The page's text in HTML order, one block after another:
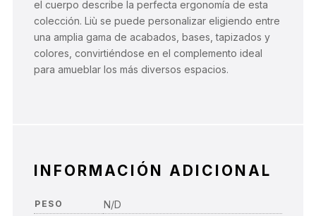
el cuerpo describe la perfecta ergonomía de esta
colección. Liù se puede personalizar eligiendo entre
una amplia gama de acabados, bases, tapizados y
colores, convirtiéndose en el complemento ideal
para amueblar los más diversos espacios.
INFORMACIÓN ADICIONAL
PESO N/D